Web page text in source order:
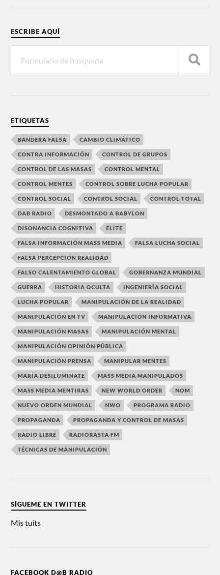
ESCRIBE AQUÍ
ETIQUETAS
BANDERA FALSA CAMBIO CLIMÁTICO
CONTRA INFORMACIÓN CONTROL DE GRUPOS
CONTROL DE LAS MASAS CONTROL MENTAL
CONTROL MENTES CONTROL SOBRE LUCHA POPULAR
CONTROL SOCIAL CONTROL SOCIAL CONTROL TOTAL
DAB RADIO DESMONTADO A BABYLON
DISONANCIA COGNITIVA ELITE
FALSA INFORMACIÓN MASS MEDIA FALSA LUCHA SOCIAL
FALSA PERCEPCIÓN REALIDAD
FALSO CALENTAMIENTO GLOBAL GOBERNANZA MUNDIAL
GUERRA HISTORIA OCULTA INGENIERÍA SOCIAL
LUCHA POPULAR MANIPULACIÓN DE LA REALIDAD
MANIPULACIÓN EN TV MANIPULACIÓN INFORMATIVA
MANIPULACIÓN MASAS MANIPULACIÓN MENTAL
MANIPULACIÓN OPINIÓN PÚBLICA
MANIPULACIÓN PRENSA MANIPULAR MENTES
MARÍA DESILUMINATE MASS MEDIA MANIPULADOS
MASS MEDIA MENTIRAS NEW WORLD ORDER NOM
NUEVO ORDEN MUNDIAL NWO PROGRAMA RADIO
PROPAGANDA PROPAGANDA Y CONTROL DE MASAS
RADIO LIBRE RADIORASTA FM
TÉCNICAS DE MANIPULACIÓN
SÍGUEME EN TWITTER
Mis tuits
FACEBOOK D@B RADIO